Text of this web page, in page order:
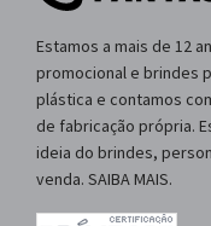
Estamos a mais de 12
promocional e brindes
plástica e contamos
de fabricação própria.
ideia do brindes,
venda. SAIBA MAIS.